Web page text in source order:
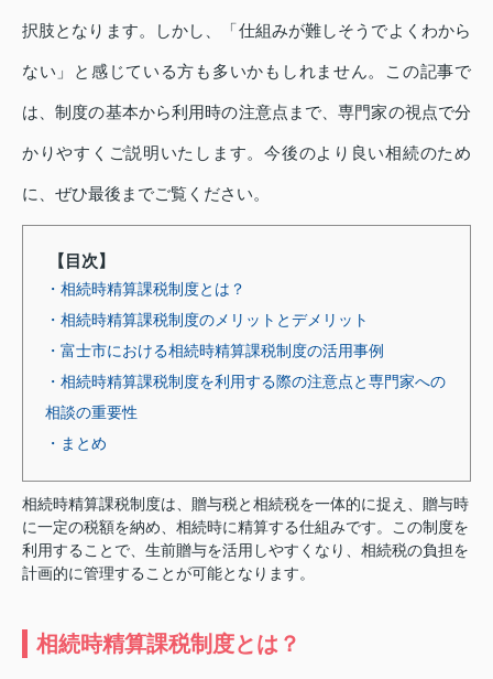
択肢となります。しかし、「仕組みが難しそうでよくわから
ない」と感じている方も多いかもしれません。この記事で
は、制度の基本から利用時の注意点まで、専門家の視点で分
かりやすくご説明いたします。今後のより良い相続のため
に、ぜひ最後までご覧ください。
【目次】
・相続時精算課税制度とは？
・相続時精算課税制度のメリットとデメリット
・富士市における相続時精算課税制度の活用事例
・相続時精算課税制度を利用する際の注意点と専門家への
相談の重要性
・まとめ
相続時精算課税制度は、贈与税と相続税を一体的に捉え、贈与時
に一定の税額を納め、相続時に精算する仕組みです。この制度を
利用することで、生前贈与を活用しやすくなり、相続税の負担を
計画的に管理することが可能となります。
相続時精算課税制度とは？